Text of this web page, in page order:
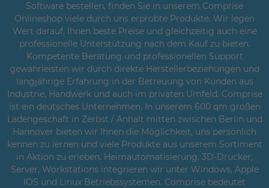
Software bestellen, finden Sie in unserem Comprise
Onlineshop viele durch uns erprobte Produkte. Wir legen
Wert darauf, Ihnen beste Preise und gleichzeitig auch eine
professionelle Unterstützung nach dem Kauf zu bieten.
Kompetente Beratung und professionellen Support
gewährleisten wir durch direkte Herstellerbeziehungen und
langjährige Erfahrung in der Betreuung von Kunden aus
Industrie, Handwerk und auch im privaten Umfeld. Comprise
ist ein deutsches Unternehmen. In unserem 600 qm großen
Ladengeschäft in Zerbst / Anhalt mitten zwischen Berlin und
Hannover bieten wir Ihnen die Möglichkeit, uns persönlich
kennen zu lernen und viele Produkte aus unserem Sortiment
in Aktion zu erleben. Heimautomatisierung, 3D-Drucker,
Server, Workstations integrieren wir unter Windows, Apple
IOS und Linux Betriebssystemen. Comprise bedeutet